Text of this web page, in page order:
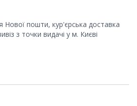
Нової пошти, кур'єрська доставка
з точки видачі у м. Києві